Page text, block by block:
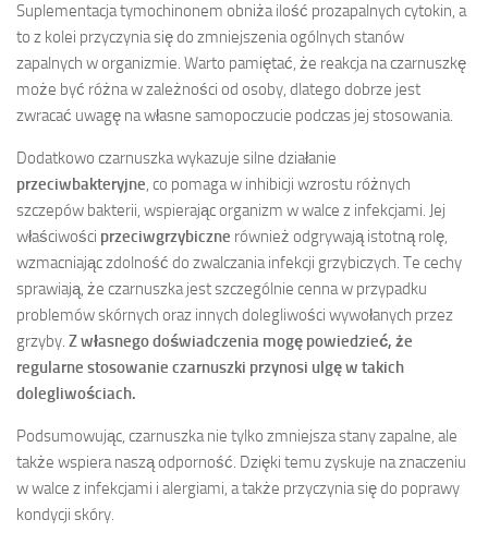
Suplementacja tymochinonem obniża ilość prozapalnych cytokin, a
to z kolei przyczynia się do zmniejszenia ogólnych stanów
zapalnych w organizmie. Warto pamiętać, że reakcja na czarnuszkę
może być różna w zależności od osoby, dlatego dobrze jest
zwracać uwagę na własne samopoczucie podczas jej stosowania.
Dodatkowo czarnuszka wykazuje silne działanie
przeciwbakteryjne, co pomaga w inhibicji wzrostu różnych
szczepów bakterii, wspierając organizm w walce z infekcjami. Jej
właściwości przeciwgrzybiczne również odgrywają istotną rolę,
wzmacniając zdolność do zwalczania infekcji grzybiczych. Te cechy
sprawiają, że czarnuszka jest szczególnie cenna w przypadku
problemów skórnych oraz innych dolegliwości wywołanych przez
grzyby. Z własnego doświadczenia mogę powiedzieć, że
regularne stosowanie czarnuszki przynosi ulgę w takich
dolegliwościach.
Podsumowując, czarnuszka nie tylko zmniejsza stany zapalne, ale
także wspiera naszą odporność. Dzięki temu zyskuje na znaczeniu
w walce z infekcjami i alergiami, a także przyczynia się do poprawy
kondycji skóry.